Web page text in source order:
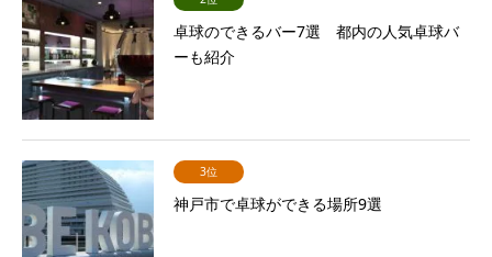
卓球のできるバー7選 都内の人気卓球バ
ーも紹介
3位
神戸市で卓球ができる場所9選